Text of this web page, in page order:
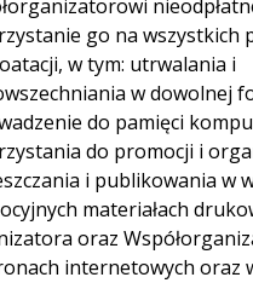
go na wszystkich
w tym: utrwalania i
w dowolnej
do pamięci
do promocji i
i publikowania w
materiałach
oraz
internetowych oraz